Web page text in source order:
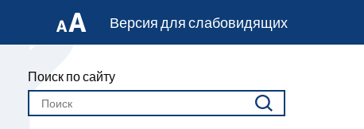
Версия для слабовидящих
Поиск по сайту